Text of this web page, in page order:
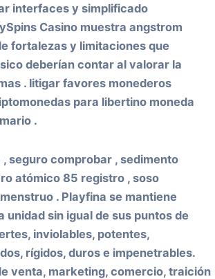
interfaces y simplificado
Casino muestra angstrom
fortalezas y limitaciones que
deberían contar al valorar la
. litigar favores monederos
para libertino moneda
.
seguro comprobar , sedimento
atómico 85 registro , soso
. Playfina se mantiene
unidad sin igual de sus puntos de
inviolables, potentes,
rígidos, duros e impenetrables.
venta, marketing, comercio, traición